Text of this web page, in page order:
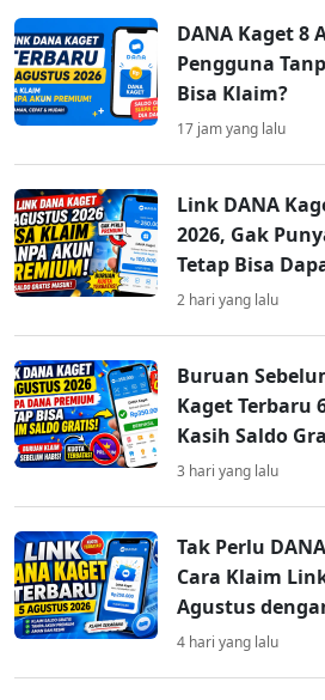
DANA Kaget 8
Pengguna
Bisa Klaim?
17 jam yang lalu
Link DANA
2026, Gak
Tetap Bisa
2 hari yang lalu
Buruan
Kaget Terbaru
Kasih Saldo
3 hari yang lalu
Tak Perlu
Cara Klaim
Agustus
4 hari yang lalu